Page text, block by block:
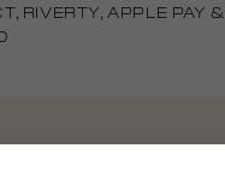
RIVERTY, APPLE PAY &